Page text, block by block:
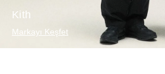
Kith
Markayı Keşfet